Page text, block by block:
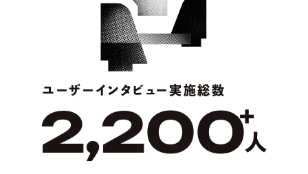
ユーザーインタビュー実施総数
2,200+
人